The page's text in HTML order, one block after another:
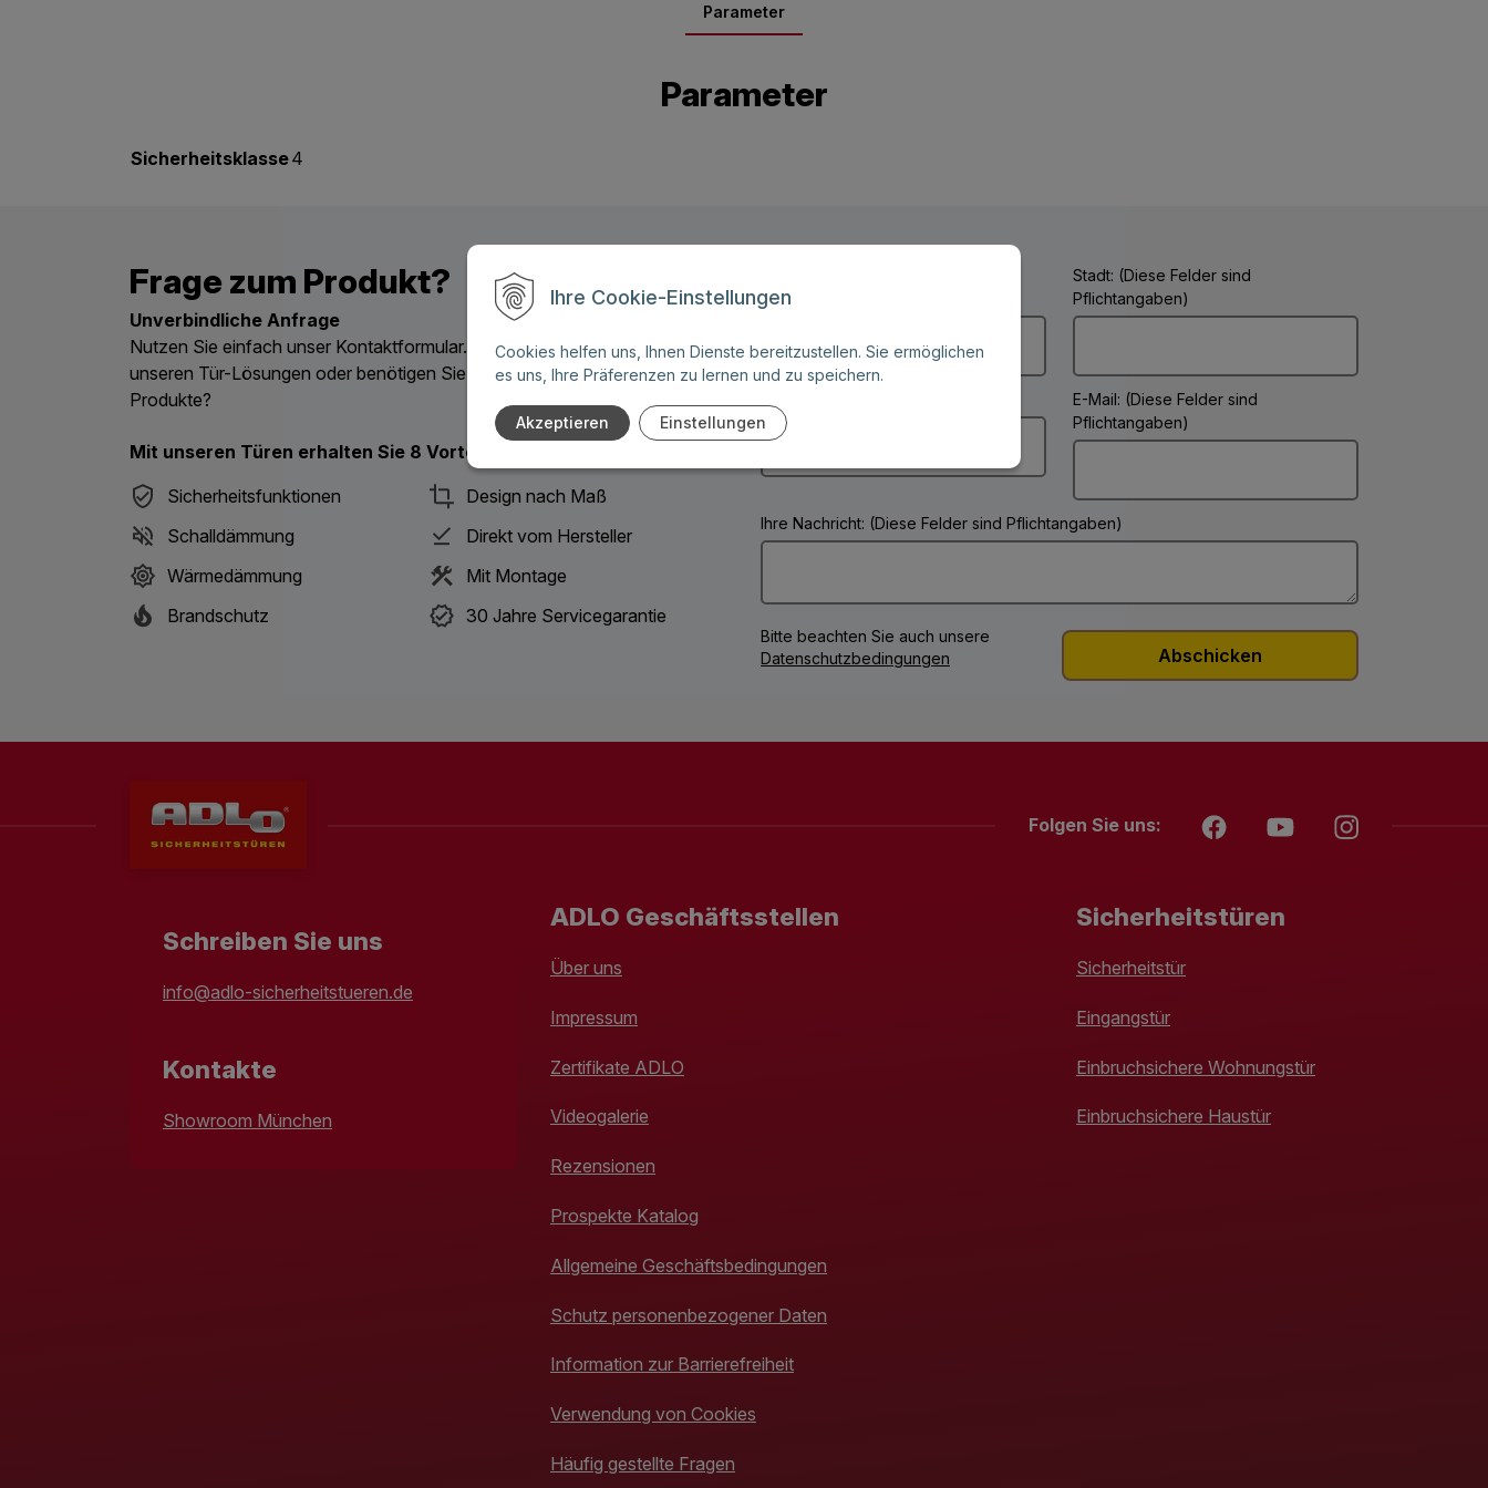
Ihre Cookie-Einstellungen
Cookies helfen uns, Ihnen Dienste bereitzustellen. Sie ermöglichen
es uns, Ihre Präferenzen zu lernen und zu speichern.
Akzeptieren Einstellungen
Parameter
Parameter
Sicherheitsklasse4
Frage zum Produkt?
Unverbindliche Anfrage
Nutzen Sie einfach unser Kontaktformular. Haben Sie weitere Fragen zu
unseren Tür-Lösungen oder benötigen Sie ein Angebot für eines unserer
Produkte?
Mit unseren Türen erhalten Sie 8 Vorteile:
Sicherheitsfunktionen
Design nach Maß
Schalldämmung
Direkt vom Hersteller
Wärmedämmung
Mit Montage
Brandschutz
30 Jahre Servicegarantie
Pflichtangaben)
Stadt: (Diese Felder sind
Pflichtangaben)
E-Mail: (Diese Felder sind
Pflichtangaben)
Ihre Nachricht: (Diese Felder sind Pflichtangaben)
Bitte beachten Sie auch unsere
Datenschutzbedingungen
Folgen Sie uns:
Schreiben Sie uns
info@adlo-sicherheitstueren.de
Kontakte
Showroom München
ADLO Geschäftsstellen
Über uns
Impressum
Zertifikate ADLO
Videogalerie
Rezensionen
Prospekte Katalog
Allgemeine Geschäftsbedingungen
Schutz personenbezogener Daten
Information zur Barrierefreiheit
Verwendung von Cookies
Häufig gestellte Fragen
Sicherheitstüren
Sicherheitstür
Eingangstür
Einbruchsichere Wohnungstür
Einbruchsichere Haustür